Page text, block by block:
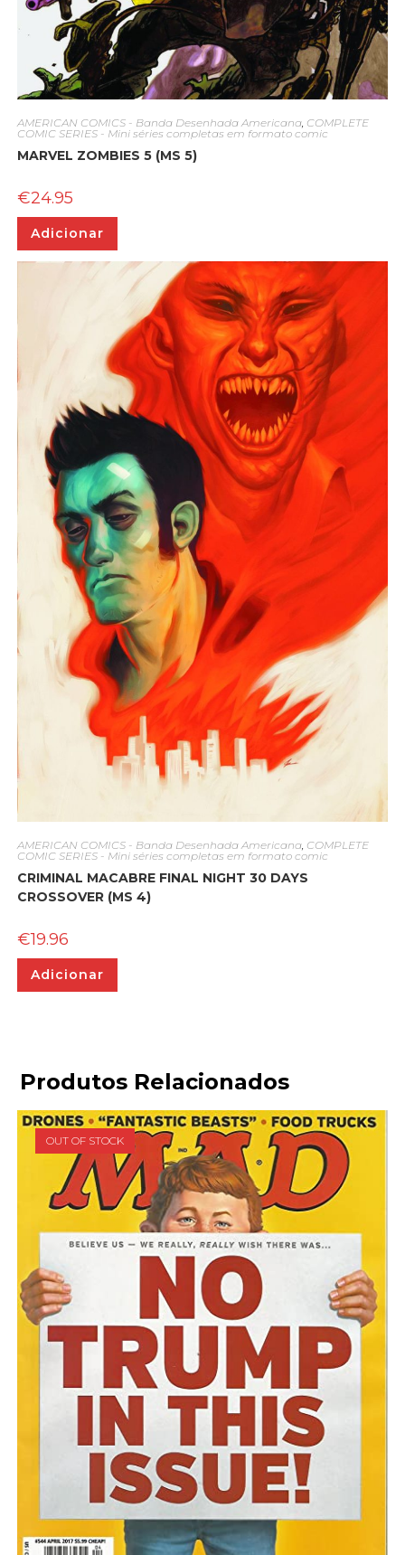
AMERICAN COMICS - Banda Desenhada Americana, COMPLETE
COMIC SERIES - Mini séries completas em formato comic
MARVEL ZOMBIES 5 (MS 5)
€24.95
Adicionar
AMERICAN COMICS - Banda Desenhada Americana, COMPLETE
COMIC SERIES - Mini séries completas em formato comic
CRIMINAL MACABRE FINAL NIGHT 30 DAYS
CROSSOVER (MS 4)
€19.96
Adicionar
Produtos Relacionados
OUT OF STOCK